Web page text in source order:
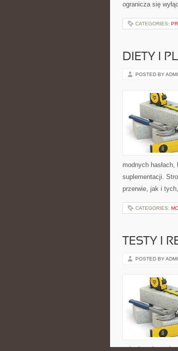
ogranicza się
CATEGORIES:
DIETY I
POSTED BY
modnych
suplementacji.
przerwie, jak i
CATEGORIES:
TESTY I
POSTED BY